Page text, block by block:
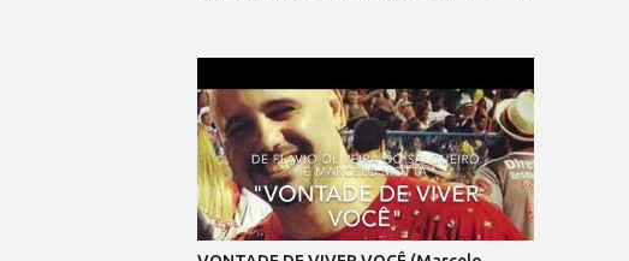
lamentação, Agradeço sempre ao “Senhor”,
Por cada passo em minha direção. Refrão 2:
A visão do coração... Vê mais do q...
Marechal e Flavio Oliveira do Salgueiro)
09/04/2025 Parceiro,vem concluir este
samba que meditei... Pensando em ti, com
devoção. A caneta, um cavaquinho e o violão
— Te esperam pra dedilhar As belas notas
que brotam do teu coração. A poesia,